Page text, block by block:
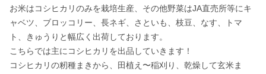
お米はコシヒカリのみを栽培生産、その他野菜はJA直売所等にキ
ャベツ、ブロッコリー、長ネギ、さといも、枝豆、なす、トマ
ト、きゅうりと幅広く出荷しております。
こちらでは主にコシヒカリを出品していきます！
コシヒカリの籾種まきから、田植え〜稲刈り、乾燥して玄米ま